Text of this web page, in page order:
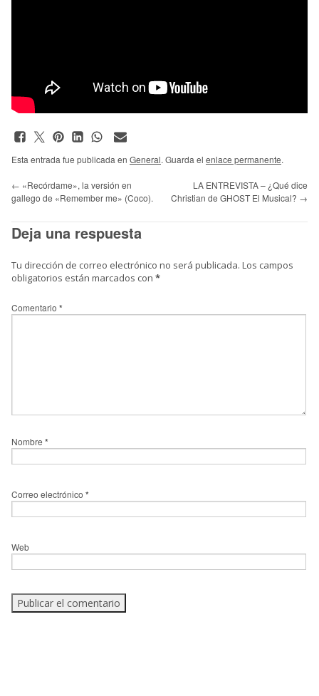
Esta entrada fue publicada en General. Guarda el enlace permanente.
← «Recórdame», la versión en
gallego de «Remember me» (Coco).
LA ENTREVISTA – ¿Qué dice
Christian de GHOST El Musical? →
Deja una respuesta
Tu dirección de correo electrónico no será publicada. Los campos
obligatorios están marcados con *
Comentario *
Nombre *
Correo electrónico *
Web